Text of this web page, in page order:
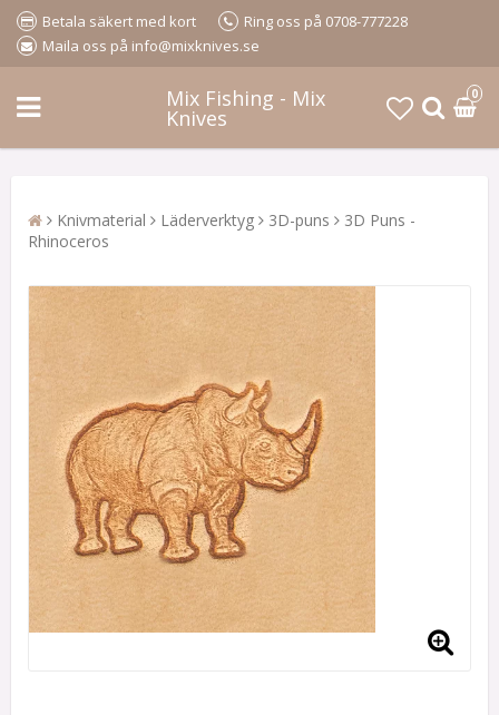
Betala säkert med kort
Ring oss på 0708-777228
Maila oss på info@mixknives.se
Mix Fishing - Mix
Knives
0
Knivmaterial Läderverktyg 3D-puns
3D Puns -
Rhinoceros